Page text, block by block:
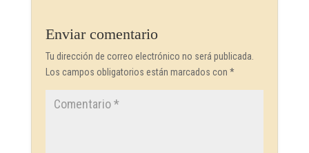
Enviar comentario
Tu dirección de correo electrónico no será publicada.
Los campos obligatorios están marcados con *